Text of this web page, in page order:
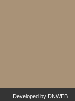
Developed by DNWEB